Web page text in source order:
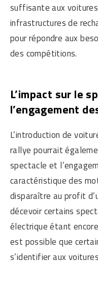
suffisante aux
infrastructures de
pour répondre aux
des compétitions.
L’impact sur le
l’engagement
L’introduction de
rallye pourrait
spectacle et
caractéristique des
disparaître au profit
décevoir certains
électrique étant
est possible que
s’identifier aux